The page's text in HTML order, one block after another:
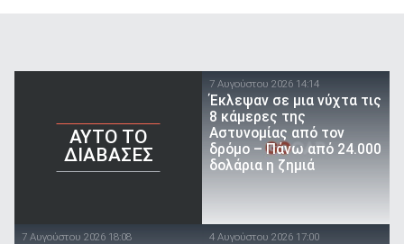
AYTO TO
ΔΙΑΒΑΣΕΣ
7 Αυγούστου 2026 14:14
Έκλεψαν σε μια νύχτα τις
8 κάμερες της
Αστυνομίας από τον
δρόμο – Πάνω από 24.000
δολάρια η ζημιά
7 Αυγούστου 2026 18:08 4 Αυγούστου 2026 17:00